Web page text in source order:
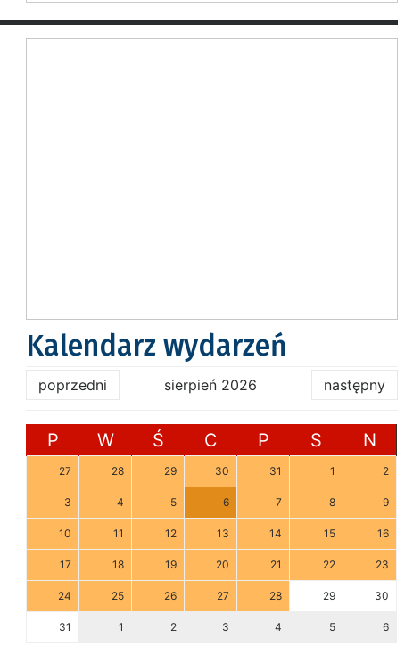
Kalendarz wydarzeń
poprzedni sierpień 2026 następny
P W Ś C P S N
27 28 29 30 31 1 2
3 4 5 6 7 8 9
10 11 12 13 14 15 16
17 18 19 20 21 22 23
24 25 26 27 28 29 30
31 1 2 3 4 5 6